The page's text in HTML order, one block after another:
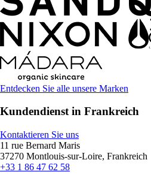
Entdecken Sie alle unsere Marken
Kundendienst in Frankreich
Kontaktieren Sie uns
11 rue Bernard Maris
37270 Montlouis-sur-Loire, Frankreich
+33 1 86 47 62 58